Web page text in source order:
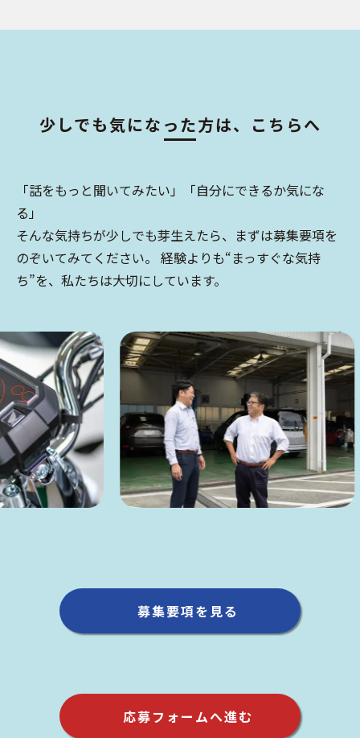
少しでも気になった方は、こちらへ
「話をもっと聞いてみたい」「自分にできるか気にな
る」
そんな気持ちが少しでも芽生えたら、まずは募集要項を
のぞいてみてください。 経験よりも“まっすぐな気持
ち”を、私たちは大切にしています。
募集要項を見る
応募フォームへ進む